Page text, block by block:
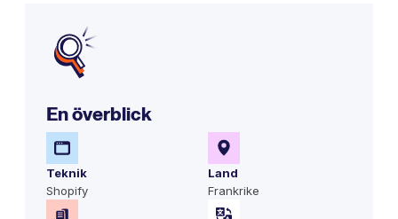
En överblick
Teknik
Shopify
Land
Frankrike